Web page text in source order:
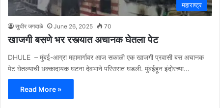
महाराष्ट्र
सुधीर जगदाळे June 26, 2025 70
खाजगी बसणे भर रस्त्यात अचानक घेतला पेट
DHULE – मुंबई-आग्रा महामार्गावर आज सकाळी एक खाजगी प्रवासी बस अचानक
पेट घेतल्याची धक्कादायक घटना देवभाने परिसरात घडली. मुंबईहून इंदोरच्या…
Read More »